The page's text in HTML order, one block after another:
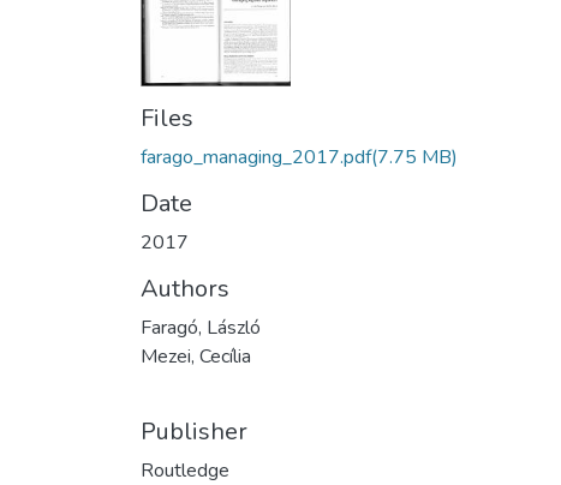
Files
farago_managing_2017.pdf(7.75 MB)
Date
2017
Authors
Faragó, László
Mezei, Cecília
Publisher
Routledge